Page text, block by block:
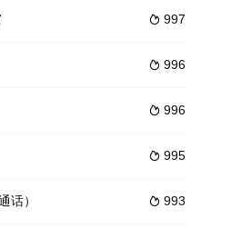
大家原以为，坛蜜既然在片中是饰演守护
饰）抵死反抗佐德将军（迈克尔·珊农
魔纵横世间，遂令杭州城人心惶惶。适值
 997
 996
 996
 995
 993
话）